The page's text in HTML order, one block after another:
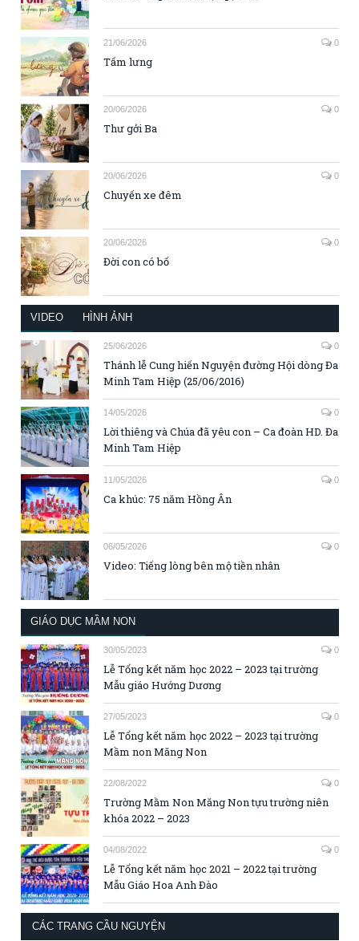
21/06/2026 0
Tấm lưng
20/06/2026 0
Thư gởi Ba
20/06/2026 0
Chuyến xe đêm
20/06/2026 0
Đời con có bố
VIDEO HÌNH ẢNH
25/06/2026 0
Thánh lễ Cung hiến Nguyện đường Hội dòng Đa
Minh Tam Hiệp (25/06/2016)
14/05/2026 0
Lời thiêng và Chúa đã yêu con – Ca đoàn HD. Đa
Minh Tam Hiệp
11/05/2026 0
Ca khúc: 75 năm Hồng Ân
06/05/2026 0
Video: Tiếng lòng bên mộ tiền nhân
GIÁO DỤC MẦM NON
30/05/2023 0
Lễ Tổng kết năm học 2022 – 2023 tại trường
Mẫu giáo Hướng Dương
27/05/2023 0
Lễ Tổng kết năm học 2022 – 2023 tại trường
Mầm non Măng Non
22/08/2022 0
Trường Mầm Non Măng Non tựu trường niên
khóa 2022 – 2023
04/08/2022 0
Lễ Tổng kết năm học 2021 – 2022 tại trường
Mẫu Giáo Hoa Anh Đào
CÁC TRANG CẦU NGUYỆN